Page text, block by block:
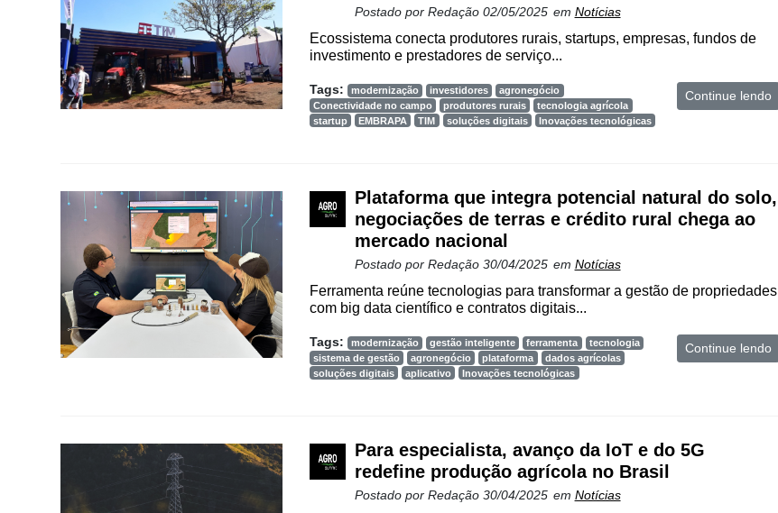
Liberali
Netrin
Néctar
Postado por Redação 02/05/2025 em Notícias
Ecossistema conecta produtores rurais, startups, empresas, fundos de
investimento e prestadores de serviço...
Tags: modernização investidores
agronegócio
Conectividade no campo
produtores rurais
tecnologia agrícola
startup
EMBRAPA TIM soluções digitais Inovações tecnológicas
Continue lendo
Plataforma que integra potencial natural do solo,
negociações de terras e crédito rural chega ao
mercado nacional
Postado por Redação 30/04/2025 em Notícias
Ferramenta reúne tecnologias para transformar a gestão de propriedades
com big data científico e contratos digitais...
Tags: modernização gestão inteligente ferramenta
tecnologia
sistema de gestão
agronegócio plataforma
dados agrícolas
soluções digitais
aplicativo Inovações tecnológicas
Continue lendo
Para especialista, avanço da IoT e do 5G
redefine produção agrícola no Brasil
Postado por Redação 30/04/2025 em Notícias